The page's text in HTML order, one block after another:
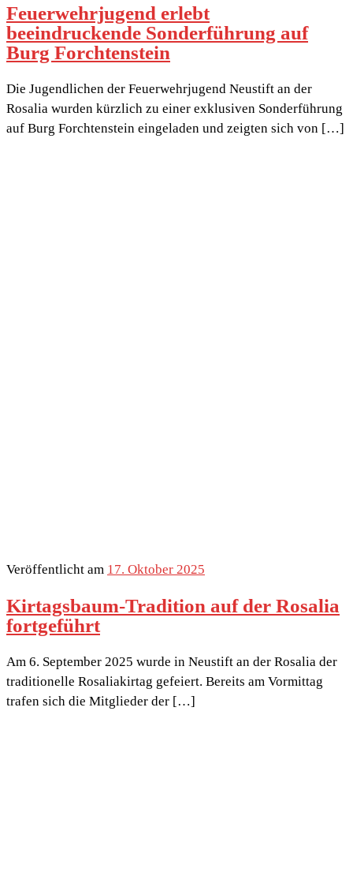
Feuerwehrjugend erlebt
beeindruckende Sonderführung auf
Burg Forchtenstein
Die Jugendlichen der Feuerwehrjugend Neustift an der
Rosalia wurden kürzlich zu einer exklusiven Sonderführung
auf Burg Forchtenstein eingeladen und zeigten sich von […]
Veröffentlicht am 17. Oktober 2025
Kirtagsbaum-Tradition auf der Rosalia
fortgeführt
Am 6. September 2025 wurde in Neustift an der Rosalia der
traditionelle Rosaliakirtag gefeiert. Bereits am Vormittag
trafen sich die Mitglieder der […]